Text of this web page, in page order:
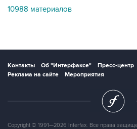
10988 материалов
Контакты Об "Интерфаксе" Пресс-центр
Реклама на сайте
Мероприятия
Copyright © 1991—2026 Interfax. Все права